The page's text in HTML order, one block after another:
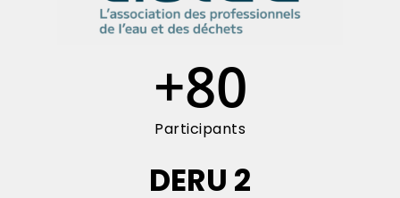
+80
Participants
DERU 2